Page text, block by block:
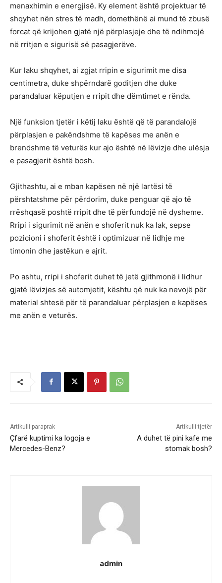
menaxhimin e energjisë. Ky element është projektuar të
shqyhet nën stres të madh, domethënë ai mund të zbusë
forcat që krijohen gjatë një përplasjeje dhe të ndihmojë
në rritjen e sigurisë së pasagjerëve.
Kur laku shqyhet, ai zgjat rripin e sigurimit me disa
centimetra, duke shpërndarë goditjen dhe duke
parandaluar këputjen e rripit dhe dëmtimet e rënda.
Një funksion tjetër i këtij laku është që të parandalojë
përplasjen e pakëndshme të kapëses me anën e
brendshme të veturës kur ajo është në lëvizje dhe ulësja
e pasagjerit është bosh.
Gjithashtu, ai e mban kapësen në një lartësi të
përshtatshme për përdorim, duke penguar që ajo të
rrëshqasë poshtë rripit dhe të përfundojë në dysheme.
Rripi i sigurimit në anën e shoferit nuk ka lak, sepse
pozicioni i shoferit është i optimizuar në lidhje me
timonin dhe jastëkun e ajrit.
Po ashtu, rripi i shoferit duhet të jetë gjithmonë i lidhur
gjatë lëvizjes së automjetit, kështu që nuk ka nevojë për
material shtesë për të parandaluar përplasjen e kapëses
me anën e veturës.
Artikulli paraprak
Çfarë kuptimi ka logoja e
Mercedes-Benz?
Artikulli tjetër
A duhet të pini kafe me
stomak bosh?
admin